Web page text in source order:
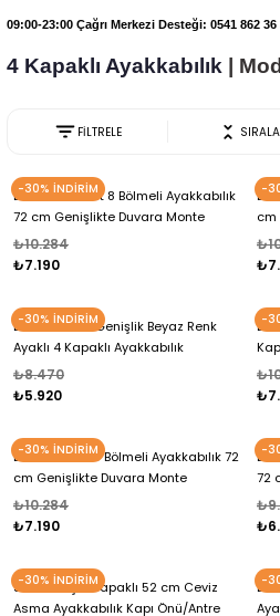
09:00-23:00 Çağrı Merkezi Desteği: 0541 862 36
4 Kapaklı Ayakkabılık |
FİLTRELE SIRALA
-30% İNDİRİM
Berrak Antrasit 8 Bölmeli Ayakkabılık
72 cm Genişlikte Duvara Monte
72x156x26 cm Ayakkabılık
₺7.190
₺10.284
-
cm
-30% İNDİRİM
Elenio 52 cm Genişlik Beyaz Renk
Ayaklı 4 Kapaklı Ayakkabılık
52x168x26 cm Ayakkabılık
₺5.920
₺8.470
-
-30% İNDİRİM
Berrak Ceviz 8 Bölmeli Ayakkabılık 72
cm Genişlikte Duvara Monte
72x156x26 cm Ayakkabılık
₺7.190
₺10.284
-
72
-30% İNDİRİM
Slim 4 Düşer Kapaklı 52 cm Ceviz
Asma Ayakkabılık Kapı Önü/Antre
-